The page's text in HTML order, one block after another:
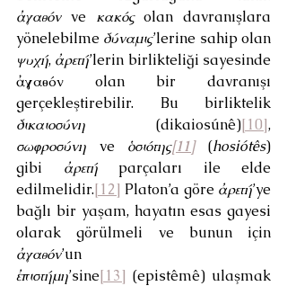
ἀγαθόν ve κακός olan davranışlara
yönelebilme δύναμις
ψυχή, ἀρετή’lerin birlikteliği sayesinde
ἀγαθόν olan bir davranışı
δικαιοσύνη (dikaiosúnê)[10]
σωφροσύνη ve ὁσιότης[11] (hosiótês)
gibi ἀρετή parçaları ile elde
edilmelidir.[12] Platon’a göre ἀρετή’ye
bağlı bir yaşam, hayatın esas gayesi
ἀγαθόν
ἐπιστήμη’sine[13] (epistêmê) ulaşmak